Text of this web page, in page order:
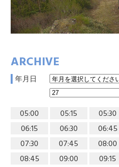
ARCHIVE
年月日
05:00 05:15 05:30
06:15
06:30 06:45
07:30
07:45 08:00
08:45
09:00 09:15